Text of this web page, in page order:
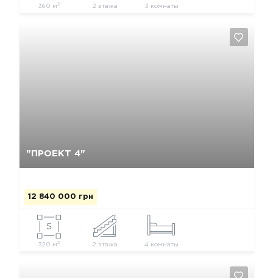
360 м2 2 этажа 3 комнаты
"ПРОЕКТ 4"
12 840 000 грн
320 м 2 2 этажа 4 комнаты